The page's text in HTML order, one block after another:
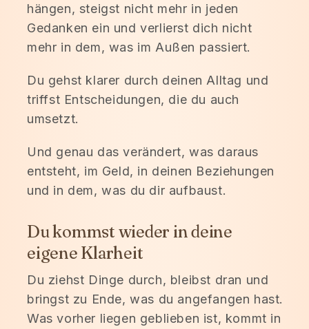
hängen, steigst nicht mehr in jeden
Gedanken ein und verlierst dich nicht
mehr in dem, was im Außen passiert.
Du gehst klarer durch deinen Alltag und
triffst Entscheidungen, die du auch
umsetzt.
Und genau das verändert, was daraus
entsteht, im Geld, in deinen Beziehungen
und in dem, was du dir aufbaust.
Du kommst wieder in deine
eigene Klarheit
Du ziehst Dinge durch, bleibst dran und
bringst zu Ende, was du angefangen hast.
Was vorher liegen geblieben ist, kommt in